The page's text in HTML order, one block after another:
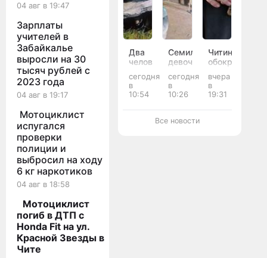
04 авг в 19:47
Зарплаты
учителей в
Забайкалье
выросли на 30
тысяч рублей с
2023 года
04 авг в 19:17
Мотоциклист
испугался
проверки
полиции и
выбросил на ходу
6 кг наркотиков
04 авг в 18:58
Мотоциклист
погиб в ДТП с
Honda Fit на ул.
Красной Звезды в
Чите
Два
человека
в
ДТП
на
встречке
сегодня
в
10:54
Семилетняя
девочка
под
колёса
иномарки
во
дворе
сегодня
в
10:26
Читинец
обокрал
на 20
тысяч
рублей
в
вчера
в
19:31
Все новости